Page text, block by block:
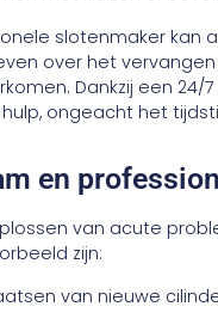
slotenmaker kan
over het
Dankzij een
ongeacht het
en
van acute
zijn:
van nieuwe